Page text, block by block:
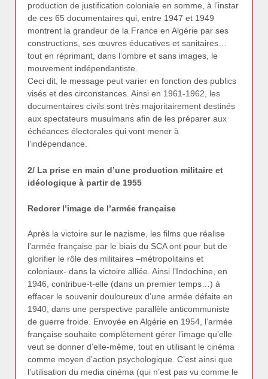
production de justification coloniale en somme, à l’instar
de ces 65 documentaires qui, entre 1947 et 1949
montrent la grandeur de la France en Algérie par ses
constructions, ses œuvres éducatives et sanitaires…
tout en réprimant, dans l’ombre et sans images, le
mouvement indépendantiste.
Ceci dit, le message peut varier en fonction des publics
visés et des circonstances. Ainsi en 1961-1962, les
documentaires civils sont très majoritairement destinés
aux spectateurs musulmans afin de les préparer aux
échéances électorales qui vont mener à
l’indépendance.
2/ La prise en main d’une production militaire et
idéologique à partir de 1955
Redorer l’image de l’armée française
Après la victoire sur le nazisme, les films que réalise
l’armée française par le biais du SCA ont pour but de
glorifier le rôle des militaires –métropolitains et
coloniaux- dans la victoire alliée. Ainsi l’Indochine, en
1946, contribue-t-elle (dans un premier temps…) à
effacer le souvenir douloureux d’une armée défaite en
1940, dans une perspective parallèle anticommuniste
de guerre froide. Envoyée en Algérie en 1954, l’armée
française souhaite complètement gérer l’image qu’elle
veut se donner d’elle-même, tout en utilisant le cinéma
comme moyen d’action psychologique. C’est ainsi que
l’utilisation du media cinéma (qui n’est pas vu comme le